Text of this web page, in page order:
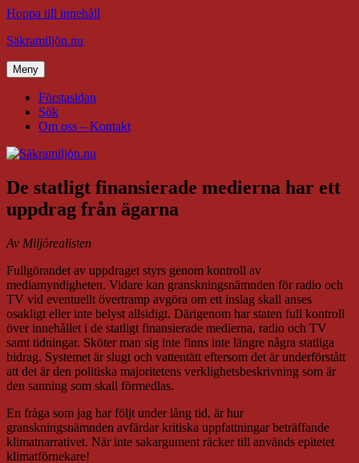
Hoppa till innehåll
Säkramiljön.nu
Meny
Förstasidan
Sök
Om oss – Kontakt
De statligt finansierade medierna har ett
uppdrag från ägarna
Av Miljörealisten
Fullgörandet av uppdraget styrs genom kontroll av
mediamyndigheten. Vidare kan granskningsnämnden för radio och
TV vid eventuellt övertramp avgöra om ett inslag skall anses
osakligt eller inte belyst allsidigt. Därigenom har staten full kontroll
över innehållet i de statligt finansierade medierna, radio och TV
samt tidningar. Sköter man sig inte finns inte längre några statliga
bidrag. Systemet är slugt och vattentätt eftersom det är underförstått
att det är den politiska majoritetens verklighetsbeskrivning som är
den sanning som skall förmedlas.
En fråga som jag har följt under lång tid, är hur
granskningsnämnden avfärdar kritiska uppfattningar beträffande
klimatnarrativet. När inte sakargument räcker till används epitetet
klimatförnekare!